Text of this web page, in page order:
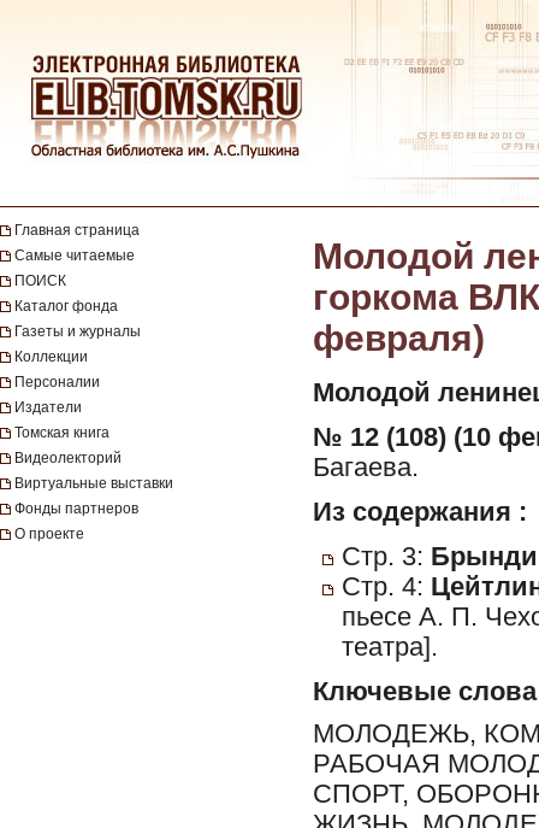
Главная страница
Самые читаемые
ПОИСК
Каталог фонда
Газеты и журналы
Коллекции
Персоналии
Издатели
Томская книга
Видеолекторий
Виртуальные выставки
Фонды партнеров
О проекте
Молодой
горкома
февраля)
Молодой
№ 12 (108) (10
Багаева.
Из содержания :
Стр. 3:
Стр. 4:
пьесе А. П.
театра].
Ключевые слова
МОЛОДЕЖЬ,
РАБОЧАЯ
СПОРТ,